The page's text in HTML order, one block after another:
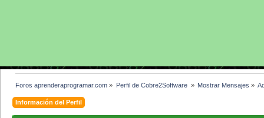
Foros aprenderaprogramar.com » Perfil de Cobre2Software » Mostrar Mensajes »
Información del Perfil